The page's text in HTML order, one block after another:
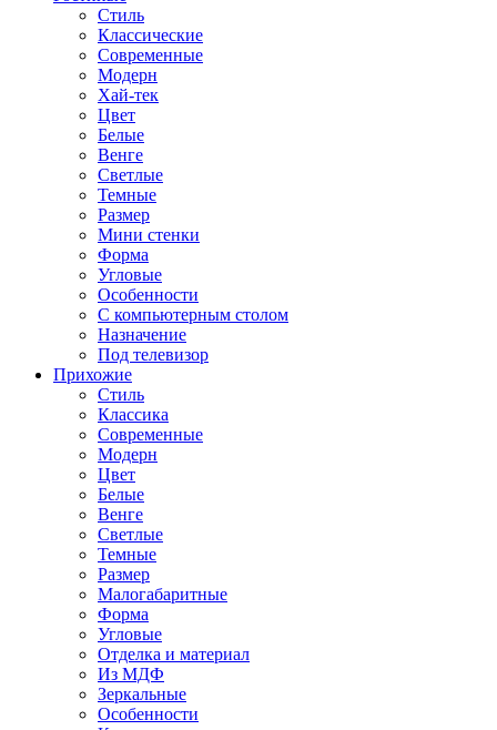
Стиль
Классические
Современные
Модерн
Хай-тек
Цвет
Белые
Венге
Светлые
Темные
Размер
Мини стенки
Форма
Угловые
Особенности
С компьютерным столом
Назначение
Под телевизор
Прихожие
Стиль
Классика
Современные
Модерн
Цвет
Белые
Венге
Светлые
Темные
Размер
Малогабаритные
Форма
Угловые
Отделка и материал
Из МДФ
Зеркальные
Особенности